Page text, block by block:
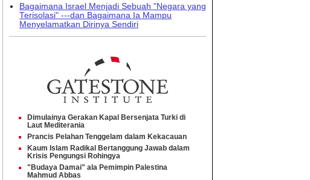
Bagaimana Israel Menjadi Sebuah "Negara yang
Terisolasi" ---dan Bagaimana Ia Mampu
Menyelamatkan Dirinya Sendiri
Dimulainya Gerakan Kapal Bersenjata Turki di
Laut Mediterania
Prancis Pelahan Tenggelam dalam Kekacauan
Kaum Islam Radikal Bertanggung Jawab dalam
Krisis Pengungsi Rohingya
"Budaya Damai" ala Pemimpin Palestina
Mahmud Abbas